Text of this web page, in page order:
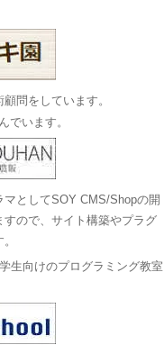
顧問をしています。
でいます。
としてSOY CMS/Shopの開
ので、サイト構築やプラグ
生向けのプログラミング教室